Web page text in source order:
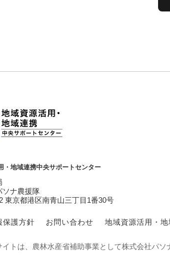
・地域連携中央サポートセンター
ソナ農援隊
東京都港区南青山三丁目1番30号
保護方針 お問い合わせ 地域資源活用・
イトは、農林水産省補助事業として株式会社パソ